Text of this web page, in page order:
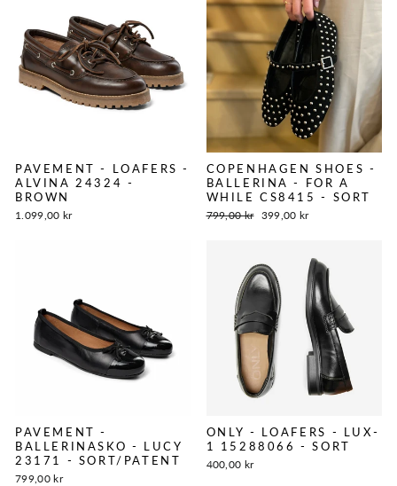
PAVEMENT - LOAFERS -
ALVINA 24324 -
BROWN
1.099,00 kr
COPENHAGEN SHOES -
BALLERINA - FOR A
WHILE CS8415 - SORT
Normalpris
799,00 kr Tilbudspris
399,00 kr
PAVEMENT -
BALLERINASKO - LUCY
23171 - SORT/PATENT
799,00 kr
ONLY - LOAFERS - LUX-
1 15288066 - SORT
400,00 kr